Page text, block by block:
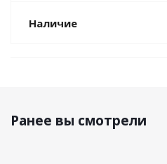
Наличие
Ранее вы смотрели